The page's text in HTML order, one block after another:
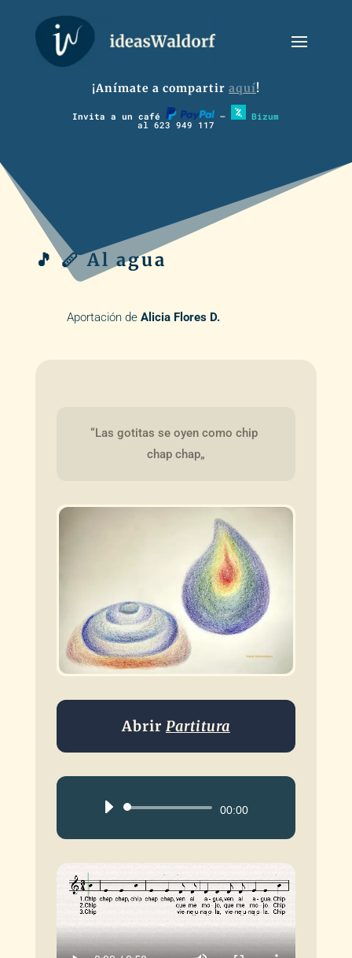
¡Anímate a compartir aquí!
Invita a un café – Bizum
al 623 949 117
🎵 🪈 Al agua
Aportación de Alicia Flores D.
“Las gotitas se oyen como chip
chap chap„
Abrir Partitura
Reproductor00:00